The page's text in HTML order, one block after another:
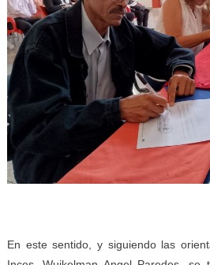
En este sentido, y siguiendo las